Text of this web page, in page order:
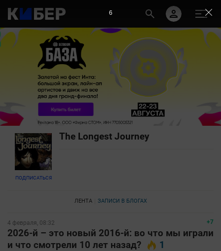
ПОДПИСАТЬСЯ
The Longest Journey
ЛЕНТА ЗАПИСИ В БЛОГАХ
+7
4 февраля, 08:32
2026-й – это новый 2016-й: во что мы играли
и что смотрели 10 лет назад?
1
5